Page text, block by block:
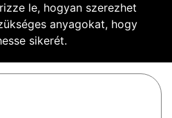
le, hogyan szerezhet
anyagokat, hogy
sikerét.